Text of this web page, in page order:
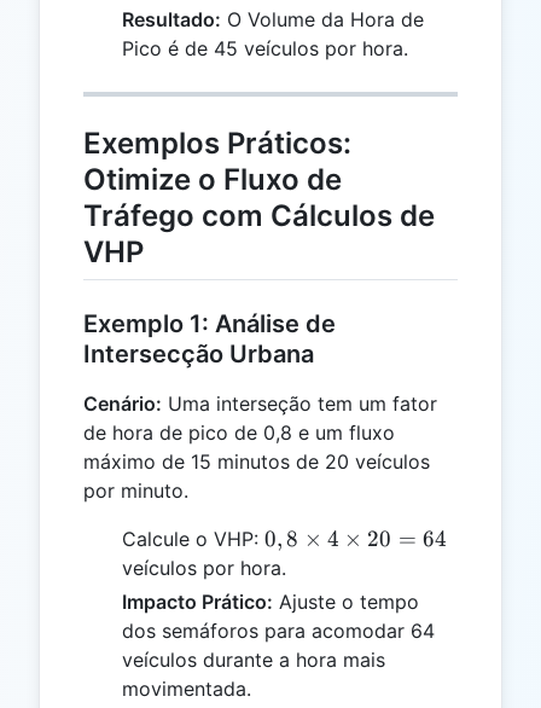
Resultado: O Volume da Hora de
Pico é de 45 veículos por hora.
Exemplos Práticos:
Otimize o Fluxo de
Tráfego com Cálculos de
VHP
Exemplo 1: Análise de
Intersecção Urbana
Cenário: Uma interseção tem um fator
de hora de pico de 0,8 e um fluxo
máximo de 15 minutos de 20 veículos
por minuto.
Calcule o VHP: 0,8
\times
4
\times
20 =
64
0,8 × 4 × 20 = 64
veículos por hora.
Impacto Prático: Ajuste o tempo
dos semáforos para acomodar 64
veículos durante a hora mais
movimentada.